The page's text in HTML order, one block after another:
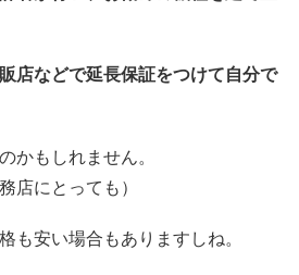
店などで延長保証をつけて自分で
かもしれません。
店にとっても）
も安い場合もありますしね。